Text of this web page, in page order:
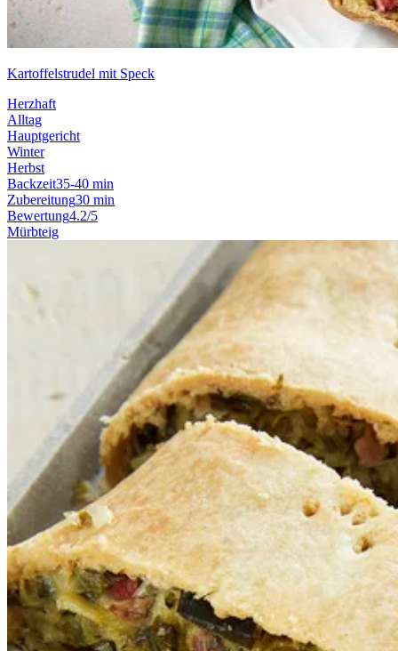
Kartoffelstrudel mit Speck
Herzhaft
Alltag
Hauptgericht
Winter
Herbst
Backzeit35-40 min
Zubereitung30 min
Bewertung4.2/5
Mürbteig